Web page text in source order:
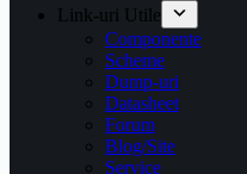
Link-uri Utile
Componente
Scheme
Dump-uri
Datasheet
Forum
Blog/Site
Service